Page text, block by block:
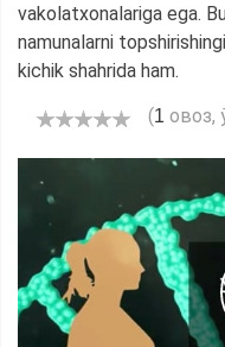
vakolatxonalariga ega.
namunalarni
kichik shahrida ham.
(1 овоз,